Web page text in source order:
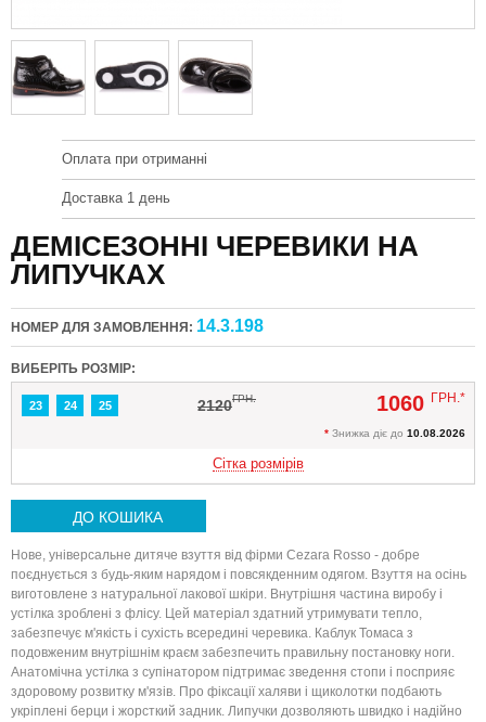
Оплата при отриманні
Доставка 1 день
ДЕМІСЕЗОННІ ЧЕРЕВИКИ НА
ЛИПУЧКАХ
НОМЕР ДЛЯ ЗАМОВЛЕННЯ: 14.3.198
ВИБЕРІТЬ РОЗМІР:
23 24 25 2120ГРН. 1060 ГРН.*
* Знижка діє до 10.08.2026
Сітка розмірів
ДО КОШИКА
Нове, універсальне дитяче взуття від фірми Cezara Rosso - добре
поєднується з будь-яким нарядом і повсякденним одягом. Взуття на осінь
виготовлене ​​з натуральної лакової шкіри. Внутрішня частина виробу і
устілка зроблені з флісу. Цей матеріал здатний утримувати тепло,
забезпечує м'якість і сухість всередині черевика. Каблук Томаса з
подовженим внутрішнім краєм забезпечить правильну постановку ноги.
Анатомічна устілка з супінатором підтримає зведення стопи і посприяє
здоровому розвитку м'язів. Про фіксації халяви і щиколотки подбають
укріплені берци і жорсткий задник. Липучки дозволяють швидко і надійно